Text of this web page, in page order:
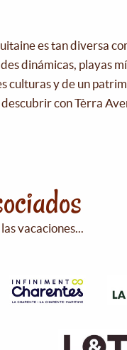
es tan diversa
dinámicas, playas
y de un
con Tèrra
vacaciones...